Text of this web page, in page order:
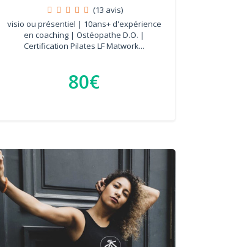
(13 avis)
visio ou présentiel | 10ans+ d'expérience
en coaching | Ostéopathe D.O. |
Certification Pilates LF Matwork...
80€